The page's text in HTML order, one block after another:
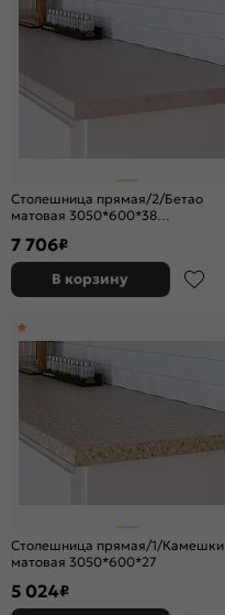
Столешница прямая/2/Бетао
матовая 3050*600*38
7 706₽
В корзину
Столешница прямая/1/Камешки
матовая 3050*600*27
5 024₽